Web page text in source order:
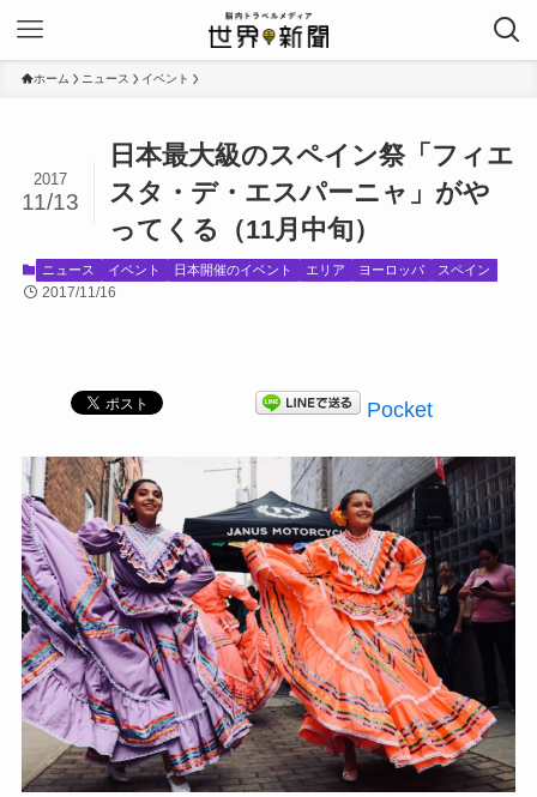
ホーム ニュース イベント
日本最大級のスペイン祭「フィエ
スタ・デ・エスパーニャ」がや
ってくる（11月中旬）
2017
11/13
ニュース イベント 日本開催のイベント エリア ヨーロッパ スペイン
2017/11/16
Pocket